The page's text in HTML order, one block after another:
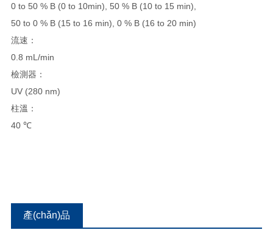
0 to 50 % B (0 to 10min), 50 % B (10 to 15 min),
50 to 0 % B (15 to 16 min), 0 % B (16 to 20 min)
流速：
0.8 mL/min
檢測器：
UV (280 nm)
柱溫：
40 ℃
產(chǎn)品